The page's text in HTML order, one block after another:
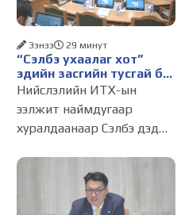
“Сэлбэ ухаалаг хот”
эдийн засгийн тусгай бүс
байгуулах тогтоолын
төслийг батлууллаа
Ээнээ 29 минут
Нийслэлийн ИТХ-ын
ээлжит наймдугаар
хуралдаанаар Сэлбэ дэд
бүс байгуулах тухай
тогтоолын төслийг
хэлэлцүүлж батлуулав.